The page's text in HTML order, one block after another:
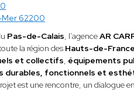
62200
Pas-de-Calais, l’agenceAR
la région des Hauts-de-France
et collectifs, équipements
durables, fonctionnels et
est une rencontre, un dialogue